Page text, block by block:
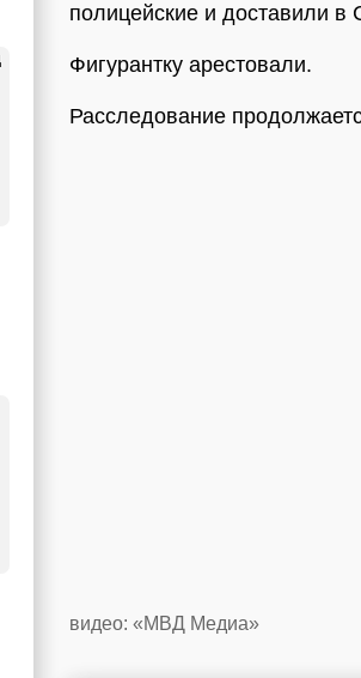
полицейские и доставили в
Фигурантку арестовали.
Расследование
видео: «МВД Медиа»